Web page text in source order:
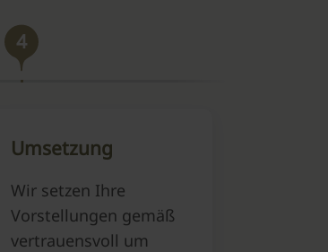
4
Umsetzung
Wir setzen Ihre
Vorstellungen gemäß
vertrauensvoll um